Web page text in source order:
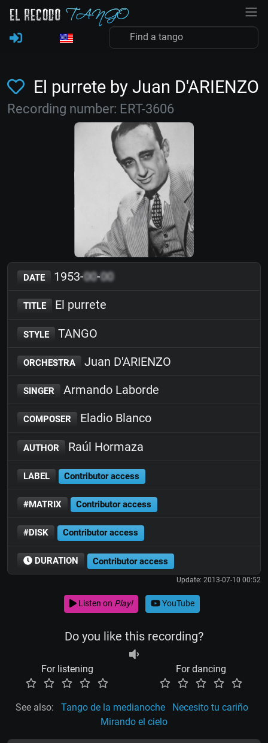
El purrete by Juan D'ARIENZO
Recording number: ERT-3606
DATE 1953-00-00
TITLE El purrete
STYLE TANGO
ORCHESTRA Juan D'ARIENZO
SINGER Armando Laborde
COMPOSER Eladio Blanco
AUTHOR Raúl Hormaza
LABEL Contributor access
#MATRIX Contributor access
#DISK Contributor access
DURATION Contributor access
Update: 2013-07-10 00:52
Listen on Play! YouTube
Do you like this recording?
For listening For dancing
See also: Tango de la medianoche
Necesito tu cariño
Mirando el cielo